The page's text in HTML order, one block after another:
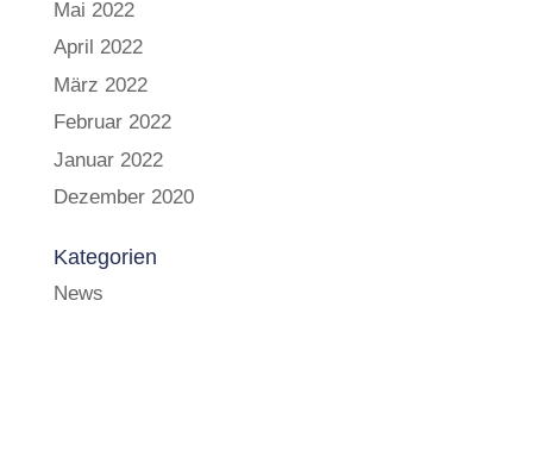
Mai 2022
April 2022
März 2022
Februar 2022
Januar 2022
Dezember 2020
Kategorien
News